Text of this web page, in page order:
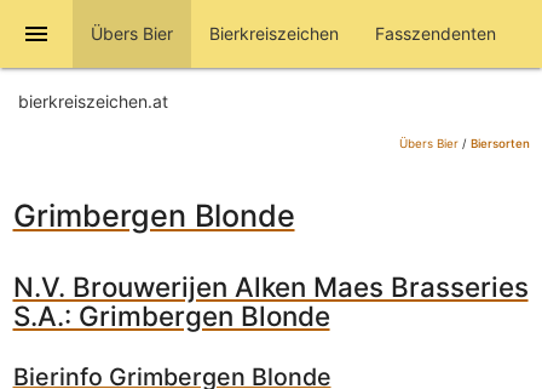
menu Übers Bier Bierkreiszeichen Fasszendenten
bierkreiszeichen.at
Übers Bier/ Biersorten
Grimbergen Blonde
N.V. Brouwerijen Alken Maes Brasseries
S.A.: Grimbergen Blonde
Bierinfo Grimbergen Blonde